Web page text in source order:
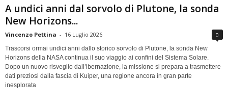
A undici anni dal sorvolo di Plutone, la sonda
New Horizons...
Vincenzo Pettina - 16 Luglio 2026 0
Trascorsi ormai undici anni dallo storico sorvolo di Plutone, la sonda New
Horizons della NASA continua il suo viaggio ai confini del Sistema Solare.
Dopo un nuovo risveglio dall’ibernazione, la missione si prepara a trasmettere
dati preziosi dalla fascia di Kuiper, una regione ancora in gran parte
inesplorata